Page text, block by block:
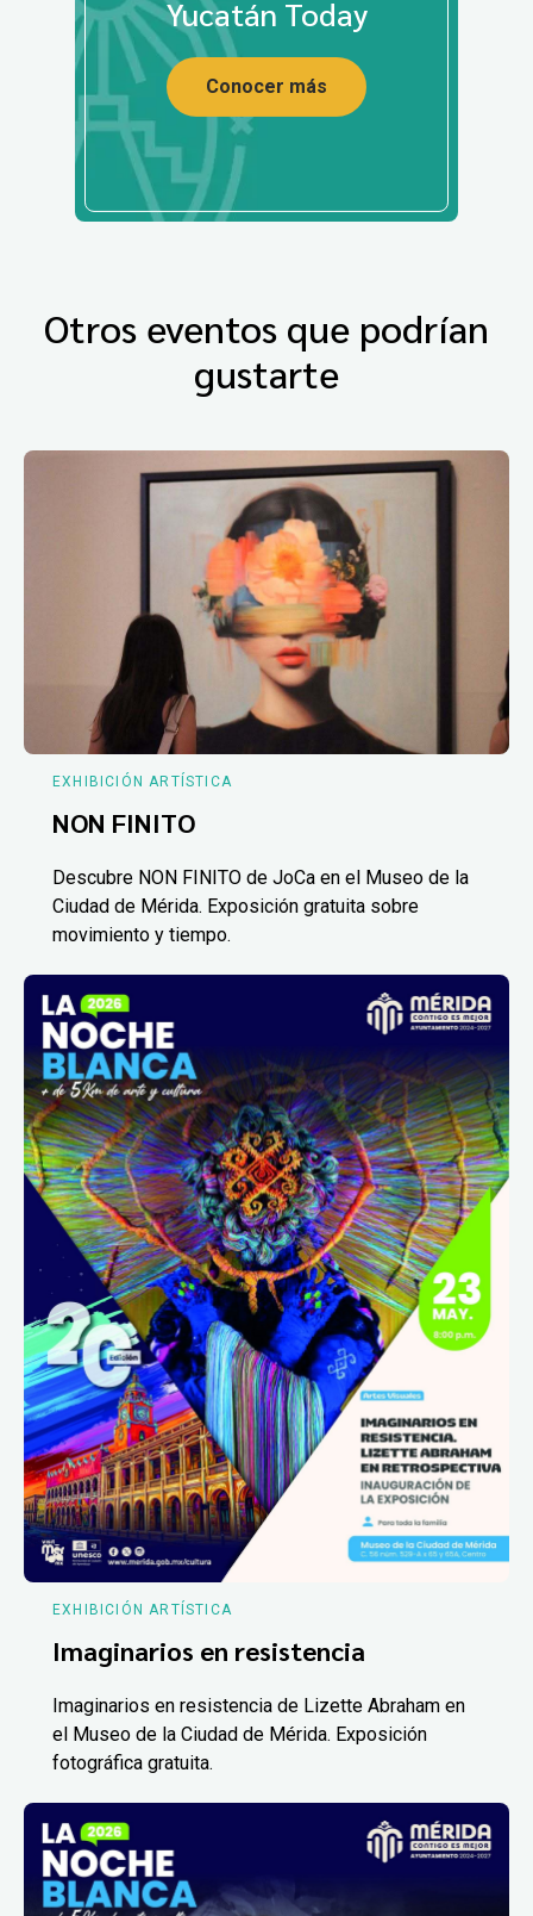
Yucatán Today
Conocer más
Otros eventos que podrían
gustarte
EXHIBICIÓN ARTÍSTICA
NON FINITO
Descubre NON FINITO de JoCa en el Museo de la
Ciudad de Mérida. Exposición gratuita sobre
movimiento y tiempo.
EXHIBICIÓN ARTÍSTICA
Imaginarios en resistencia
Imaginarios en resistencia de Lizette Abraham en
el Museo de la Ciudad de Mérida. Exposición
fotográfica gratuita.